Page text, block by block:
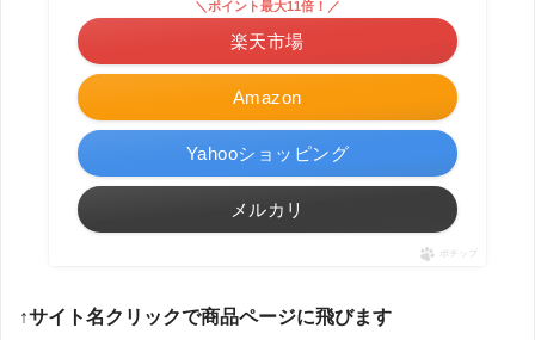
Amazon
＼ポイント最大11倍！／
楽天市場
Yahooショッピング
メルカリ
ポチップ
↑サイト名クリックで商品ページに飛びます